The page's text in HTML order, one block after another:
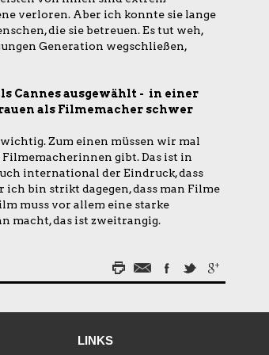
verloren. Aber ich konnte sie lange
die sie betreuen. Es tut weh,
Generation wegschließen,
Cannes ausgewählt - in einer
als Filmemacher schwer
Zum einen müssen wir mal
Filmemacherinnen gibt. Das ist in
international der Eindruck, dass
bin strikt dagegen, dass man Filme
muss vor allem eine starke
macht, das ist zweitrangig.
LINKS